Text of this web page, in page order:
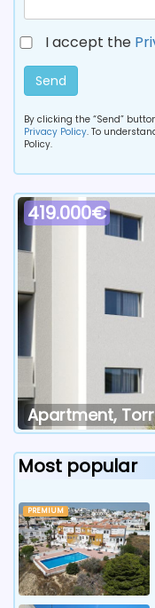
I accept the
Send
By clicking the “Send”
Privacy Policy. To
Policy.
419.000€
Apartment,
Most popular
PREMIUM